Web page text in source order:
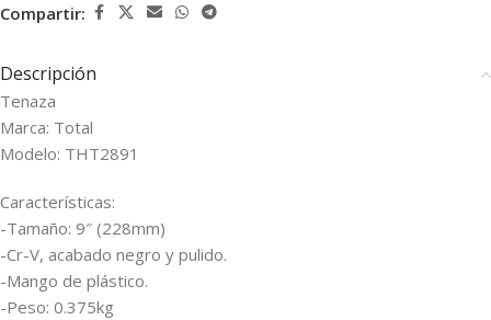
Compartir:
Descripción
Tenaza
Marca: Total
Modelo: THT2891
Características:
-Tamaño: 9″ (228mm)
-Cr-V, acabado negro y pulido.
-Mango de plástico.
-Peso: 0.375kg